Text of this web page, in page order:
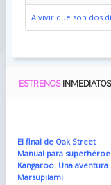
A vivir que son dos
ESTRENOS INMEDIATOS
El final de Oak Street
Manual para
Kangaroo. Una aventura
Marsupilami